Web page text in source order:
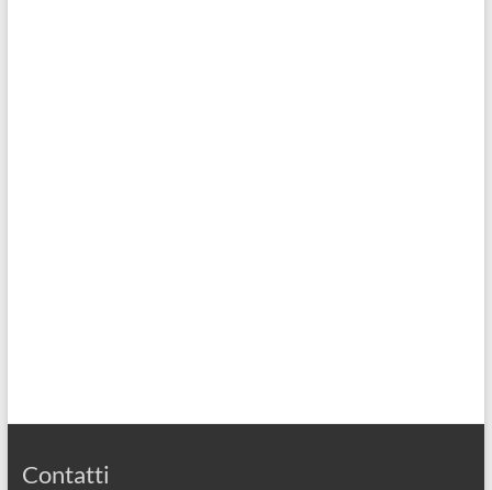
Contatti